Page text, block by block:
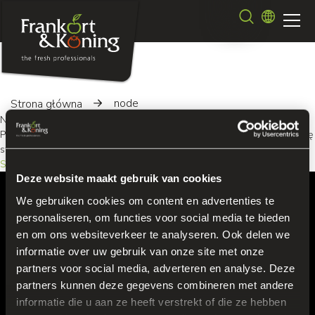
Deze website maakt gebruik van cookies
We gebruiken cookies om content en advertenties te
personaliseren, om functies voor social media te bieden
en om ons websiteverkeer te analyseren. Ook delen we
informatie over uw gebruik van onze site met onze
partners voor social media, adverteren en analyse. Deze
partners kunnen deze gegevens combineren met andere
informatie die u aan ze heeft verstrekt of die ze hebben
treści
Szukaj
Strona główna node
Nie utworzono jeszcze zawartości strony głównej.
Postępuj zgodnie z
aby rozpocząć budowę
swojej witryny.
Subskrybuj
Frankort & Koning Polska
Sp.z.O.O. Sp. Komandytowa
Zamoyskiego 53/1
30-519 Krakow
+48 122942555